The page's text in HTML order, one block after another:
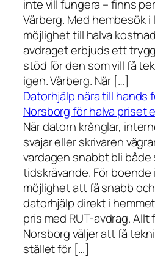
inte vill fungera – finns
Vårberg. Med hembesök
möjlighet till halva
avdraget erbjuds ett
stöd för den som vill få
igen. Vårberg. När […]
Datorhjälp nära till hands
Norsborg för halva priset
När datorn krånglar,
svajar eller skrivaren
vardagen snabbt bli
tidskrävande. För
möjlighet att få snabb
datorhjälp direkt i
pris med RUT-avdrag. Allt
Norsborg väljer att få
stället för […]